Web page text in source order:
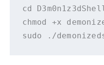
cd D3m0n1z3dShell
chmod +x